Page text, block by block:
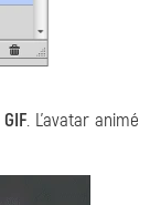
GIF. L'avatar animé